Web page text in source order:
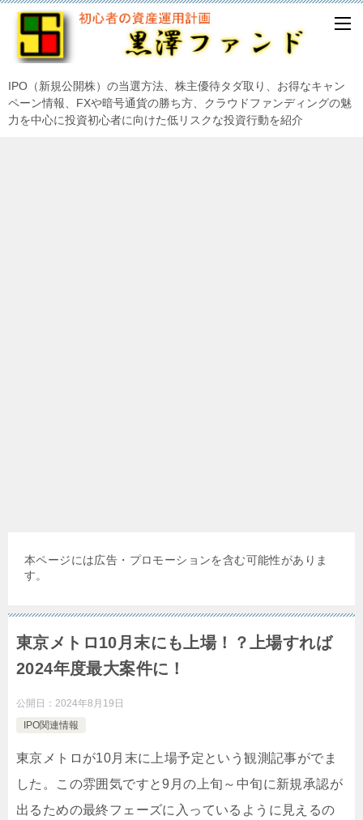
IPO（新規公開株）の当選方法、株主優待タダ取り、お得なキャン
ペーン情報、FXや暗号通貨の勝ち方、クラウドファンディングの魅
力を中心に投資初心者に向けた低リスクな投資行動を紹介
本ページには広告・プロモーションを含む可能性がありま
す。
東京メトロ10月末にも上場！？上場すれば
2024年度最大案件に！
公開日： 2024年8月19日
IPO関連情報
東京メトロが10月末に上場予定という観測記事がでま
した。この雰囲気ですと9月の上旬～中旬に新規承認が
出るための最終フェーズに入っているように見えるの